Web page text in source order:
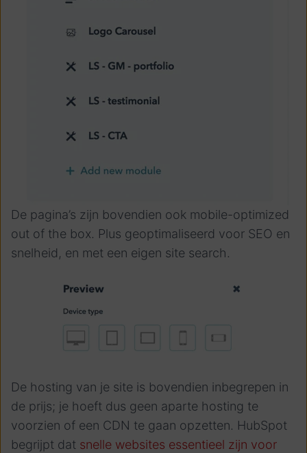
De pagina’s zijn bovendien ook mobile-optimized
out of the box. Plus geoptimaliseerd voor SEO en
snelheid, en met een eigen site search.
De hosting van je site is bovendien inbegrepen in
de prijs; je hoeft dus geen aparte hosting te
voorzien of een CDN te gaan opzetten. HubSpot
begrijpt dat snelle websites essentieel zijn voor